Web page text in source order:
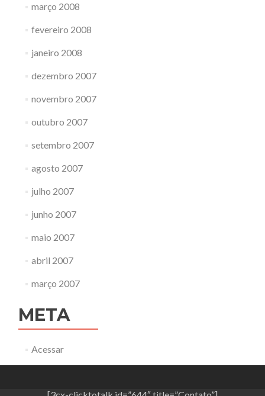
março 2008
fevereiro 2008
janeiro 2008
dezembro 2007
novembro 2007
outubro 2007
setembro 2007
agosto 2007
julho 2007
junho 2007
maio 2007
abril 2007
março 2007
META
Acessar